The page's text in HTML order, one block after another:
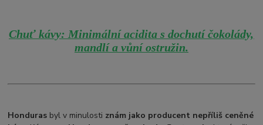
Chuť kávy: Minimální acidita s dochutí čokolády,
mandlí a vůní ostružin.
Honduras byl v minulosti znám jako producent nepříliš ceněné